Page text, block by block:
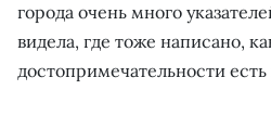
города очень много
видела, где тоже написано,
достопримечательности